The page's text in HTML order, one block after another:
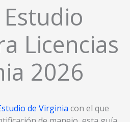
Licencias
2026
de Virginia con el que